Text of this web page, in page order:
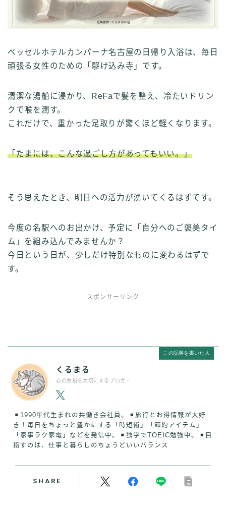
ベッセルホテルカンパーナ名古屋の日帰り入浴は、毎日
頑張る女性のための「駆け込み寺」です。
清潔な湯船に浸かり、ReFaで髪を整え、冷たいドリン
クで喉を潤す。
これだけで、重かった足取りが驚くほど軽くなります。
「たまには、こんな過ごし方があってもいい。」
そう思えたとき、明日への活力が湧いてくるはずです。
今度の名駅へのお出かけ、予定に「自分へのご褒美タイ
ム」を組み込んでみませんか？
今日という日が、少しだけ特別なものに変わるはずで
す。
スポンサーリンク
この記事を書いた人
くるまる
心の余裕を大切にするブロガー
1990年代生まれの共働き会社員。
旅行とお得情報が大好
き！毎日をちょっと豊かにする「時短術」「節約アイテム」
「家事ラク家電」などを発信中。
独学でTOEIC勉強中。
目
指すのは、仕事と暮らしのちょうどいいバランス
SHARE